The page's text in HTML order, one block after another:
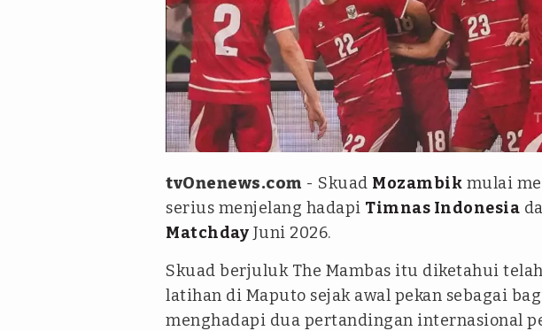
Instagram @timnasindonesia
tvOnenews.com - Skuad Mozambik mulai
serius menjelang hadapi Timnas Indonesia
Matchday Juni 2026.
Skuad berjuluk The Mambas itu diketahui
latihan di Maputo sejak awal pekan sebagai
menghadapi dua pertandingan internasional